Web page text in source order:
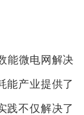
能微电网解决
能产业提供了
践不仅解决了